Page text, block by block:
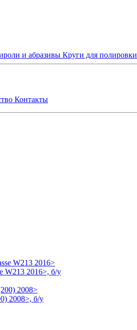
и абразивы Круги для полировки
Контакты
W213 2016>, б/у
2008>, б/у